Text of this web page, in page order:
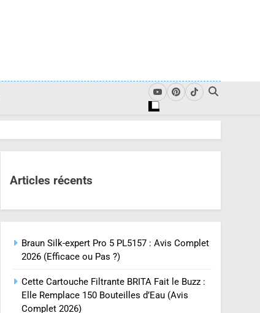
Articles récents
Braun Silk-expert Pro 5 PL5157 : Avis Complet
2026 (Efficace ou Pas ?)
Cette Cartouche Filtrante BRITA Fait le Buzz :
Elle Remplace 150 Bouteilles d’Eau (Avis
Complet 2026)